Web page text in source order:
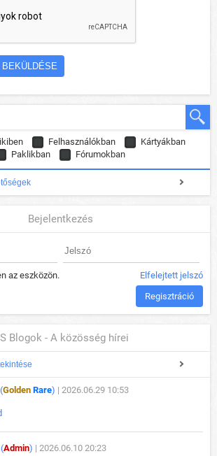
Felhasználókban
Kártyákban
Paklikban
Fórumokban
Bejelentkezés
az eszközön. Elfelejtett jelszó
Regisztráció
Blogok - A közösség hírei
Golden Rare) | 2026.06.29 10:53
Admin) | 2026.06.10 20:23